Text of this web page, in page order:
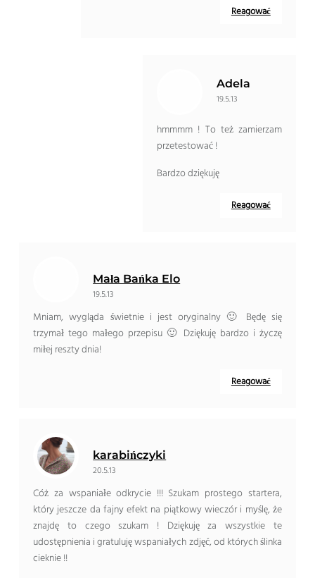
Reagować
Adela
19.5.13
hmmmm ! To też zamierzam
przetestować !
Bardzo dziękuję
Reagować
Mała Bańka Elo
19.5.13
Mniam, wygląda świetnie i jest oryginalny 🙂 Będę się
trzymał tego małego przepisu 🙂 Dziękuję bardzo i życzę
miłej reszty dnia!
Reagować
karabińczyki
20.5.13
Cóż za wspaniałe odkrycie !!! Szukam prostego startera,
który jeszcze da fajny efekt na piątkowy wieczór i myślę, że
znajdę to czego szukam ! Dziękuję za wszystkie te
udostępnienia i gratuluję wspaniałych zdjęć, od których ślinka
cieknie !!